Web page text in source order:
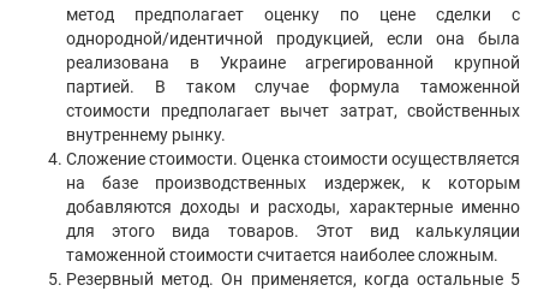
метод предполагает оценку по цене сделки с
однородной/идентичной продукцией, если она была
реализована в Украине агрегированной крупной
партией. В таком случае формула таможенной
стоимости предполагает вычет затрат, свойственных
внутреннему рынку.
Сложение стоимости. Оценка стоимости осуществляется
на базе производственных издержек, к которым
добавляются доходы и расходы, характерные именно
для этого вида товаров. Этот вид калькуляции
таможенной стоимости считается наиболее сложным.
Резервный метод. Он применяется, когда остальные 5